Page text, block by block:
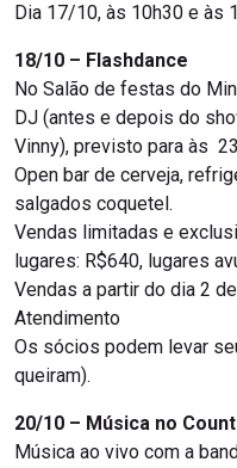
Dia 17/10, às 10h30 e às
18/10 – Flashdance
No Salão de festas do
DJ (antes e depois do
Vinny), previsto para às
Open bar de cerveja,
salgados coquetel.
Vendas limitadas e
lugares: R$640, lugares
Vendas a partir do dia 2
Atendimento
Os sócios podem levar
queiram).
20/10 – Música no
Música ao vivo com a